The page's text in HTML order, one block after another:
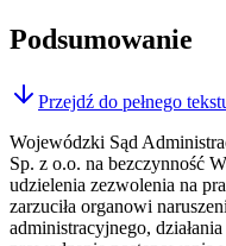
Podsumowanie
Przejdź do pełnego
Wojewódzki Sąd
Sp. z o.o. na bezczynność
udzielenia zezwolenia na
zarzuciła organowi
administracyjnego,